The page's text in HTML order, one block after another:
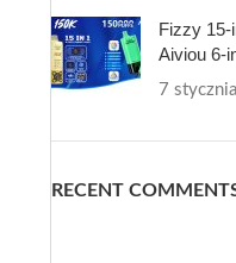
Fizzy 15-
Aiviou 6-
7
RECENT